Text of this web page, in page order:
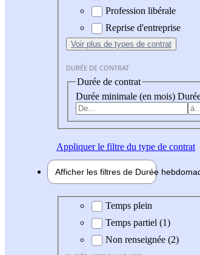
Profession libérale
Reprise d'entreprise
Voir plus de types de contrat
DURÉE DE CONTRAT
Durée de contrat
Durée minimale (en mois)
Appliquerle filtre du type de contrat
Afficher les filtres de Durée hebdo
Durée hebdomadaire
Temps plein
Temps partiel (1)
Non renseignée (2)